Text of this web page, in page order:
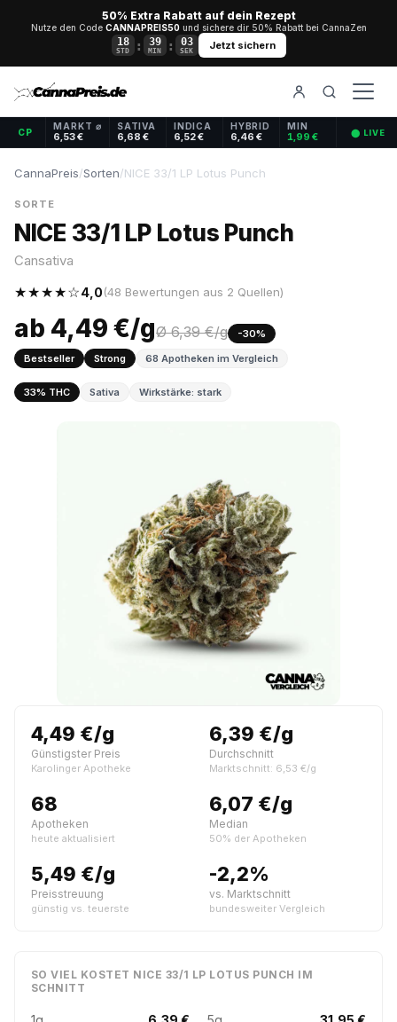
50% Extra Rabatt auf dein Rezept
Nutze den Code CANNAPREIS50und sichere dir 50% Rabatt bei CannaZen
18
STD : 39
MIN : 03
SEK Jetzt sichern
CP
MARKT ⌀
6,53 €
SATIVA
6,68 €
INDICA
6,52 €
HYBRID
6,46 €
MIN
1,99 € ⬤ LIVE
CannaPreis/Sorten/NICE 33/1 LP Lotus Punch
SORTE
NICE 33/1 LP Lotus Punch
Cansativa
★★★★☆4,0(48 Bewertungen aus 2 Quellen)
ab 4,49 €/gØ 6,39 €/g
-30%
Bestseller
Strong 68 Apotheken im Vergleich
33% THC Sativa Wirkstärke: stark
4,49 €/g
Günstigster Preis
Karolinger Apotheke
6,39 €/g
Durchschnitt
Marktschnitt: 6,53 €/g
68
Apotheken
heute aktualisiert
6,07 €/g
Median
50% der Apotheken
5,49 €/g
Preisstreuung
günstig vs. teuerste
-2,2%
vs. Marktschnitt
bundesweiter Vergleich
SO VIEL KOSTET NICE 33/1 LP LOTUS PUNCH IM
SCHNITT